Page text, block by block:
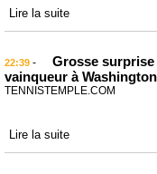
Lire la suite
22:39 -
Grosse
vainqueur à
TENNISTEMPLE.COM
Lire la suite